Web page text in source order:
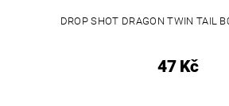
DROP SHOT DRAGON TWIN TAIL
47 Kč